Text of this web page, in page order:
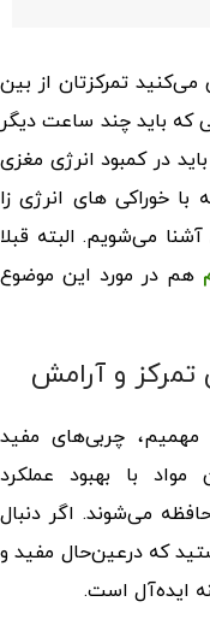
تمرکزتان از بین
که باید چند ساعت دیگر
در کمبود انرژی مغزی
با خوراکی ‌های انرژی‌ زا
می‌شویم. البته قبلا
هم در مورد این موضوع
تمرکز و آرامش
مهمیم، چربی‌های مفید
مواد با بهبود عملکرد
می‌شوند. اگر دنبال
که درعین‌حال مفید و
ایده‌آل است.